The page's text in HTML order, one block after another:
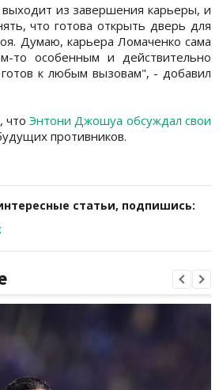
из завершения карьеры, и
что готова открыть дверь для
Думаю, карьера Ломаченко сама
то особенным и действительно
к любым вызовам", - добавил
чтоЭнтони Джошуа обсуждал свои
противников.
статьи, подпишись: